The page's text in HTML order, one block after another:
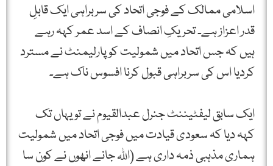
اسلامی ممالک کے فوجی اتحاد کی سربراہی ایک قابلِ
قدر اعزاز ہے۔ تحریکِ انصاف کے اسد عمر کہہ رہے
ہیں کہ جس اتحاد میں شمولیت کو پارلیمنٹ نے مسترد
کردیا اس کی سربراہی قبول کرنا افسوس ناک ہے۔
ایک سابق لیفٹیننٹ جنرل عبدالقیوم نے تو یہاں تک
کہہ دیا کہ سعودی قیادت میں فوجی اتحاد میں شمولیت
ہماری مذہبی ذمہ داری ہے (اللہ جانے انھوں نے کون سا